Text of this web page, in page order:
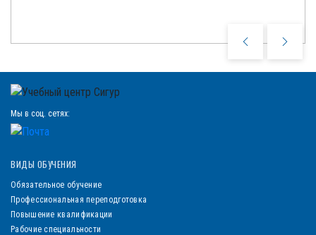
Мы в соц. сетях:
ВИДЫ ОБУЧЕНИЯ
Обязательное обучение
Профессиональная переподготовка
Повышение квалификации
Рабочие специальности